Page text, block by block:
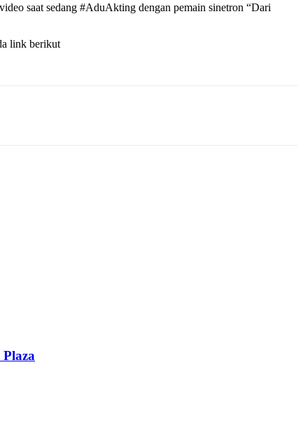
saat sedang #AduAkting dengan pemain sinetron “Dari
link berikut